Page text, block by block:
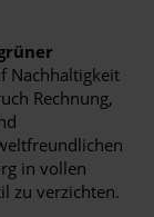
Nachhaltigkeit
Rechnung,
in vollen
zu verzichten.